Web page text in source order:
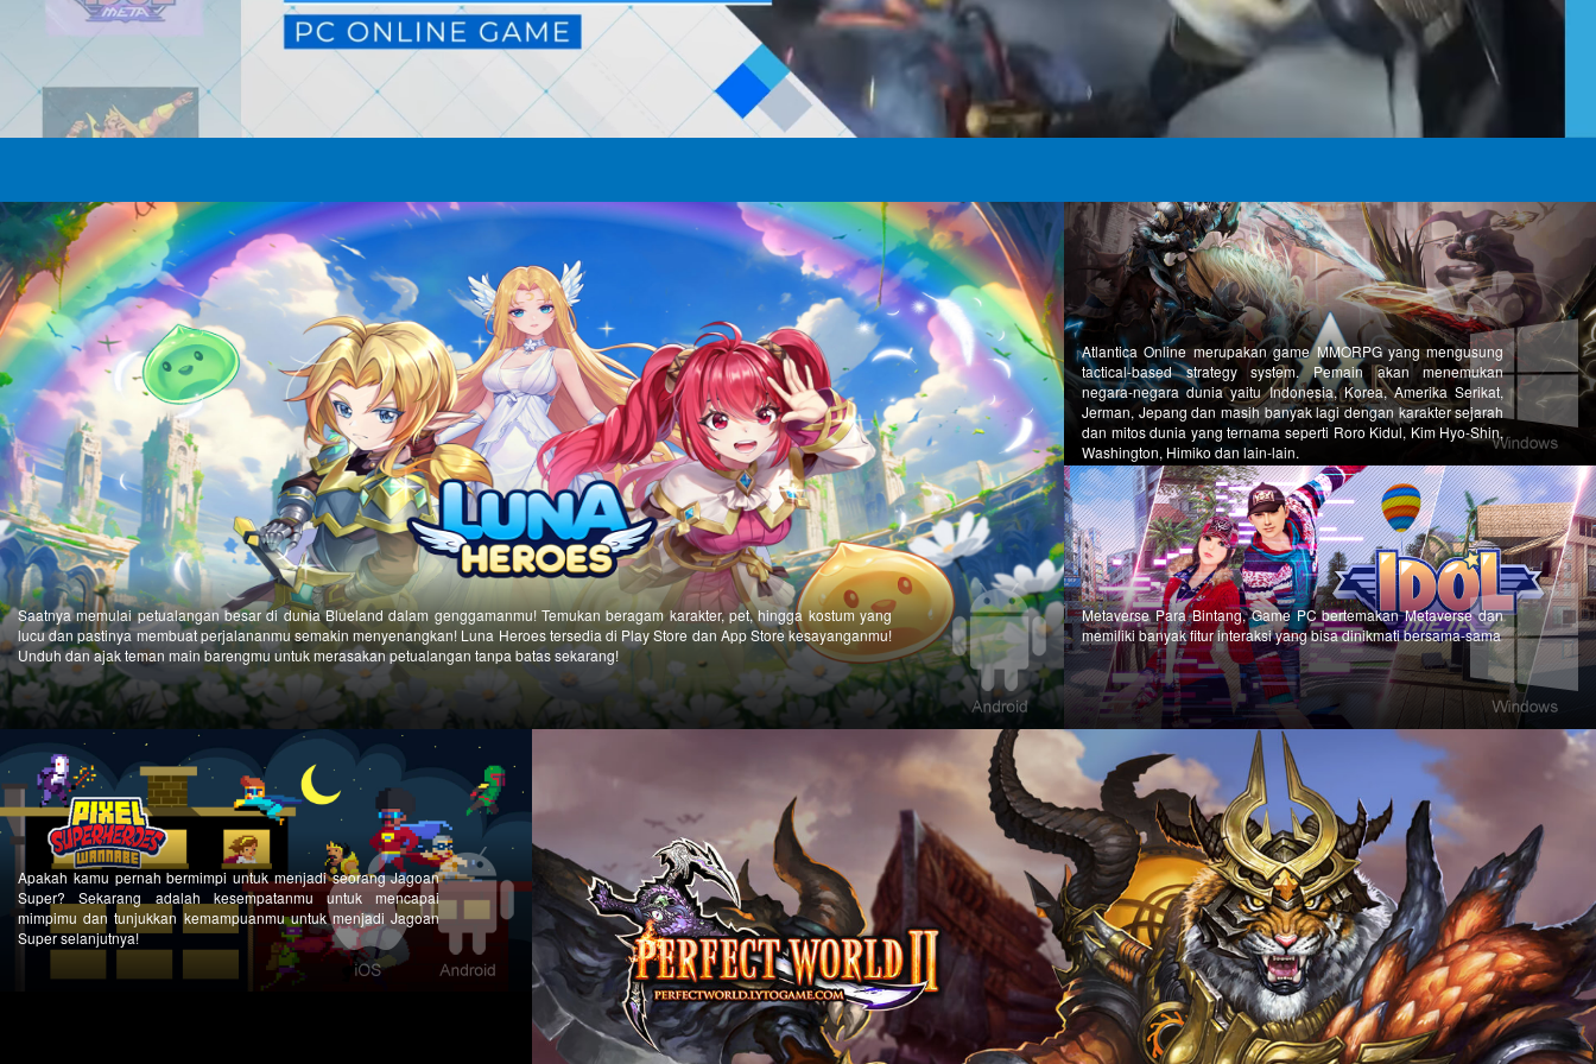
Saatnya memulai petualangan besar di dunia Blueland dalam genggamanmu! Temukan beragam karakter, pet, hingga kostum yang
lucu dan pastinya membuat perjalananmu semakin menyenangkan! Luna Heroes tersedia di Play Store dan App Store kesayanganmu!
Unduh dan ajak teman main barengmu untuk merasakan petualangan tanpa batas sekarang!
Atlantica Online merupakan game MMORPG yang mengusung
tactical-based strategy system. Pemain akan menemukan
negara-negara dunia yaitu Indonesia, Korea, Amerika Serikat,
Jerman, Jepang dan masih banyak lagi dengan karakter sejarah
dan mitos dunia yang ternama seperti Roro Kidul, Kim Hyo-Shin,
Washington, Himiko dan lain-lain.
Metaverse Para Bintang, Game PC bertemakan Metaverse dan
memiliki banyak fitur interaksi yang bisa dinikmati bersama-sama
Apakah kamu pernah bermimpi untuk menjadi seorang Jagoan
Super? Sekarang adalah kesempatanmu untuk mencapai
mimpimu dan tunjukkan kemampuanmu untuk menjadi Jagoan
Super selanjutnya!